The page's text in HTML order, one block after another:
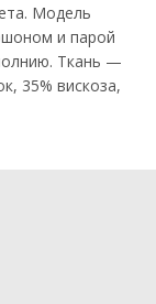
Модель
и парой
Ткань —
35% вискоза,